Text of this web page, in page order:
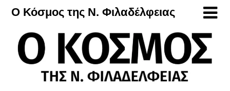
Μετάβαση
περιεχόμενο
Ο Κόσμος της Ν. Φιλαδέλφειας